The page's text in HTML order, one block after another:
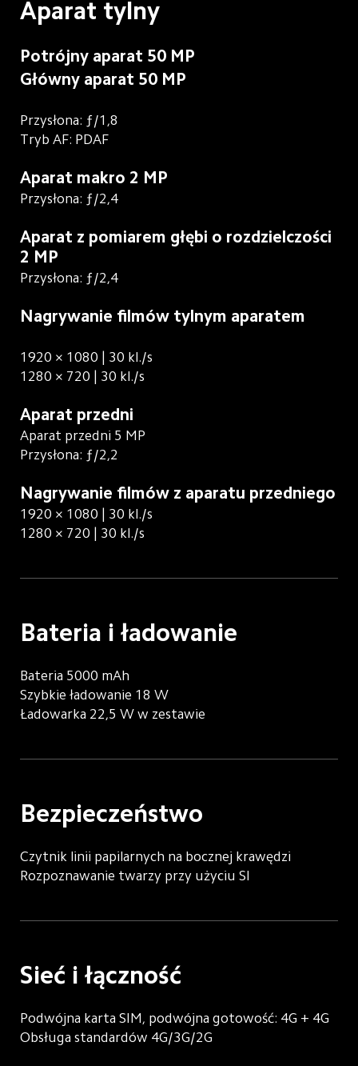
Aparat tylny
Potrójny aparat 50 MP
Główny aparat 50 MP
Przysłona: ƒ/1,8
Tryb AF: PDAF
Aparat makro 2 MP
Przysłona: ƒ/2,4
Aparat z pomiarem głębi o rozdzielczości
2 MP
Przysłona: ƒ/2,4
Nagrywanie filmów tylnym aparatem
1920 × 1080 | 30 kl./s
1280 × 720 | 30 kl./s
Aparat przedni
Aparat przedni 5 MP
Przysłona: ƒ/2,2
Nagrywanie filmów z aparatu przedniego
1920 × 1080 | 30 kl./s
1280 × 720 | 30 kl./s
Bateria i ładowanie
Bateria 5000 mAh
Szybkie ładowanie 18 W
Ładowarka 22,5 W w zestawie
Bezpieczeństwo
Czytnik linii papilarnych na bocznej krawędzi
Rozpoznawanie twarzy przy użyciu SI
Sieć i łączność
Podwójna karta SIM, podwójna gotowość: 4G + 4G
Obsługa standardów 4G/3G/2G